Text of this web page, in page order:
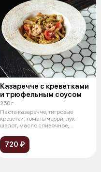
Казаречче с креветками
и трюфельным соусом
250 г
Паста казаречче, тигровые
креветки, томаты черри, лук
шалот, масло сливочное,
720 ₽